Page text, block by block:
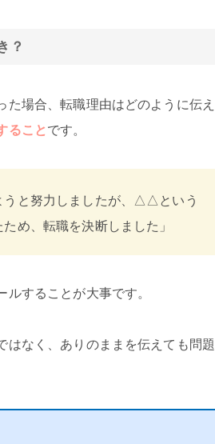
？
場合、転職理由はどのように伝え
ること です。
うと努力しましたが、△△という
め、転職を決断しました」
することが大事です。
はなく、ありのままを伝えても問題